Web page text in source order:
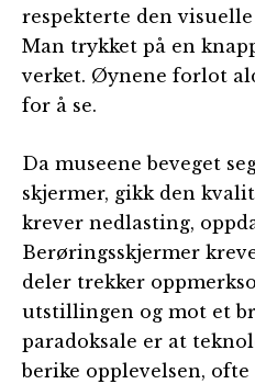
respekterte den
Man trykket på en
verket. Øynene forlot
for å se.
Da museene beveget
skjermer, gikk den
krever nedlasting,
Berøringsskjermer
deler trekker
utstillingen og mot et
paradoksale er at
berike opplevelsen,